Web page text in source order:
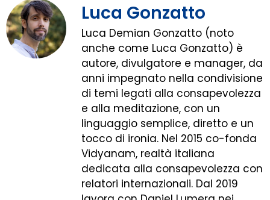
Luca Gonzatto
Luca Demian Gonzatto (noto
anche come Luca Gonzatto) è
autore, divulgatore e manager, da
anni impegnato nella condivisione
di temi legati alla consapevolezza
e alla meditazione, con un
linguaggio semplice, diretto e un
tocco di ironia. Nel 2015 co-fonda
Vidyanam, realtà italiana
dedicata alla consapevolezza con
relatori internazionali. Dal 2019